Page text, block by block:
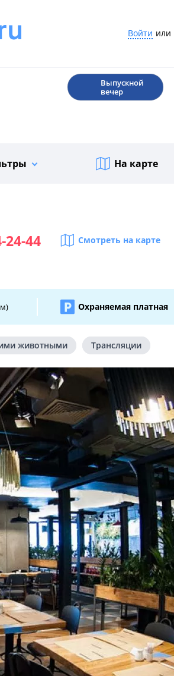
Войти или
Выпускной
вечер
На карте
24-44 Смотреть на карте
Охраняемая платная
животными Трансляции